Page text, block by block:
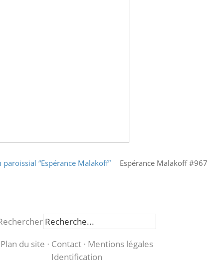
paroissial “Espérance Malakoff”
Espérance Malakoff #967
Plan du site ⋅ Contact ⋅ Mentions légales
Identification